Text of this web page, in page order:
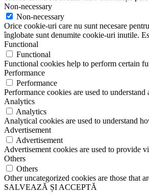
Non-necessary
Non-necessary
Orice cookie-uri care nu sunt necesare
înglobate sunt denumite cookie-uri inutile.
Functional
Functional
Functional cookies help to perform certain
Performance
Performance
Performance cookies are used to
Analytics
Analytics
Analytical cookies are used to understand
Advertisement
Advertisement
Advertisement cookies are used to provide
Others
Others
Other uncategorized cookies are those that
SALVEAZĂ ȘI ACCEPTĂ